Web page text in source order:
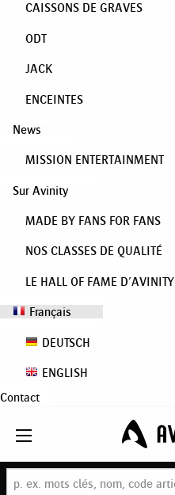
CAISSONS DE GRAVES
ODT
JACK
ENCEINTES
News
MISSION ENTERTAINMENT
Sur Avinity
MADE BY FANS FOR FANS
NOS CLASSES DE QUALITÉ
LE HALL OF FAME D’AVINITY
Français
DEUTSCH
ENGLISH
Contact